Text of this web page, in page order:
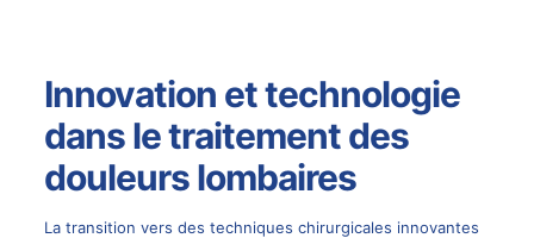
Innovation et technologie
dans le traitement des
douleurs lombaires
La transition vers des techniques chirurgicales innovantes